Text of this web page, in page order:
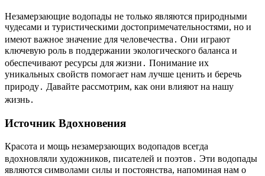
Незамерзающие водопады не только являются природными
чудесами и туристическими достопримечательностями, но и
имеют важное значение для человечества․ Они играют
ключевую роль в поддержании экологического баланса и
обеспечивают ресурсы для жизни․ Понимание их
уникальных свойств помогает нам лучше ценить и беречь
природу․ Давайте рассмотрим, как они влияют на нашу
жизнь․
Источник Вдохновения
Красота и мощь незамерзающих водопадов всегда
вдохновляли художников, писателей и поэтов․ Эти водопады
являются символами силы и постоянства, напоминая нам о